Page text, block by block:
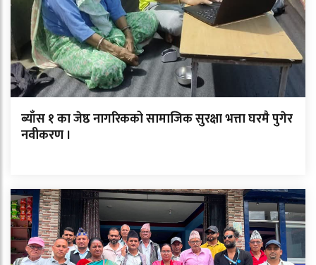
ब्याँस १ का जेष्ठ नागरिकको सामाजिक सुरक्षा भत्ता घरमै पुगेर
नवीकरण ।